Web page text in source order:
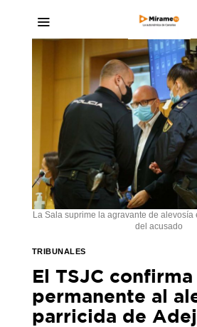
La Sala suprime la agravante de
del acusado
TRIBUNALES
El TSJC
permanente al
parricida de